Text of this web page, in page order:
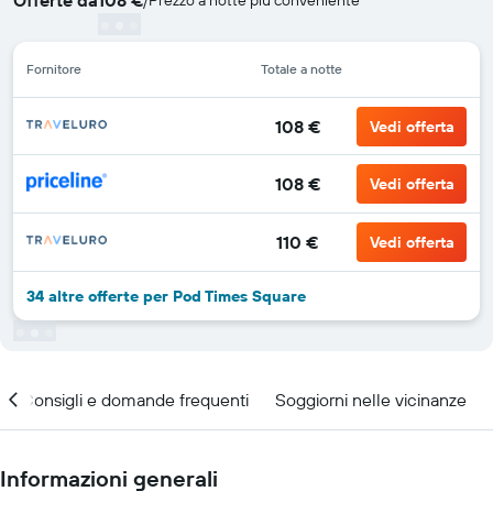
Fornitore Totale a notte
108 € Vedi offerta
108 € Vedi offerta
110 € Vedi offerta
34 altre offerte per Pod Times Square
Consigli e domande frequenti Soggiorni nelle vicinanze
Informazioni generali